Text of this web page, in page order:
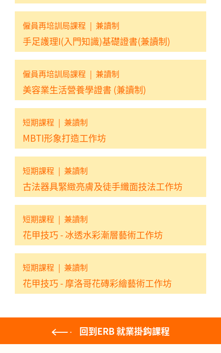
僱員再培訓局課程 | 兼讀制
手足護理I(入門知識)基礎證書(兼讀制)
僱員再培訓局課程 | 兼讀制
美容業生活營養學證書 (兼讀制)
短期課程 | 兼讀制
MBTI形象打造工作坊
短期課程 | 兼讀制
古法器具緊緻亮膚及徒手纖面技法工作坊
短期課程 | 兼讀制
花甲技巧 - 冰透水彩漸層藝術工作坊
短期課程 | 兼讀制
花甲技巧 - 摩洛哥花磚彩繪藝術工作坊
回到ERB 就業掛鈎課程